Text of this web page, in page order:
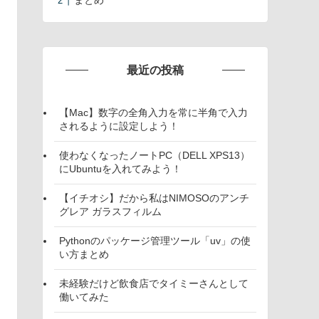
最近の投稿
【Mac】数字の全角入力を常に半角で入力
されるように設定しよう！
使わなくなったノートPC（DELL XPS13）
にUbuntuを入れてみよう！
【イチオシ】だから私はNIMOSOのアンチ
グレア ガラスフィルム
Pythonのパッケージ管理ツール「uv」の使
い方まとめ
未経験だけど飲食店でタイミーさんとして
働いてみた